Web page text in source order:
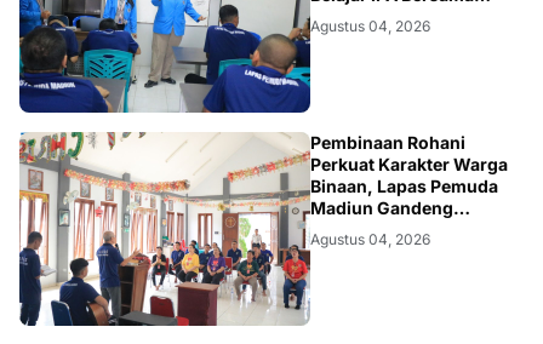
Mahasiswa UNIPMA
Agustus 04, 2026
MADIUN
Pembinaan Rohani
Perkuat Karakter Warga
Binaan, Lapas Pemuda
Madiun Gandeng
Yayasan Pondok Kasih
dan Tim Kasih Anugerah
Agustus 04, 2026